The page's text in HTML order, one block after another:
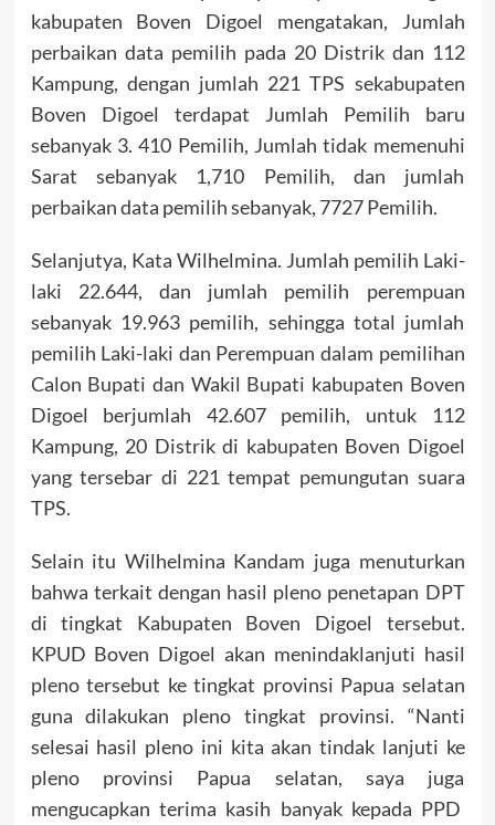
kabupaten Boven Digoel mengatakan, Jumlah
perbaikan data pemilih pada 20 Distrik dan 112
Kampung, dengan jumlah 221 TPS sekabupaten
Boven Digoel terdapat Jumlah Pemilih baru
sebanyak 3. 410 Pemilih, Jumlah tidak memenuhi
Sarat sebanyak 1,710 Pemilih, dan jumlah
perbaikan data pemilih sebanyak, 7727 Pemilih.
Selanjutya, Kata Wilhelmina. Jumlah pemilih Laki-
laki 22.644, dan jumlah pemilih perempuan
sebanyak 19.963 pemilih, sehingga total jumlah
pemilih Laki-laki dan Perempuan dalam pemilihan
Calon Bupati dan Wakil Bupati kabupaten Boven
Digoel berjumlah 42.607 pemilih, untuk 112
Kampung, 20 Distrik di kabupaten Boven Digoel
yang tersebar di 221 tempat pemungutan suara
TPS.
Selain itu Wilhelmina Kandam juga menuturkan
bahwa terkait dengan hasil pleno penetapan DPT
di tingkat Kabupaten Boven Digoel tersebut.
KPUD Boven Digoel akan menindaklanjuti hasil
pleno tersebut ke tingkat provinsi Papua selatan
guna dilakukan pleno tingkat provinsi. “Nanti
selesai hasil pleno ini kita akan tindak lanjuti ke
pleno provinsi Papua selatan, saya juga
mengucapkan terima kasih banyak kepada PPD